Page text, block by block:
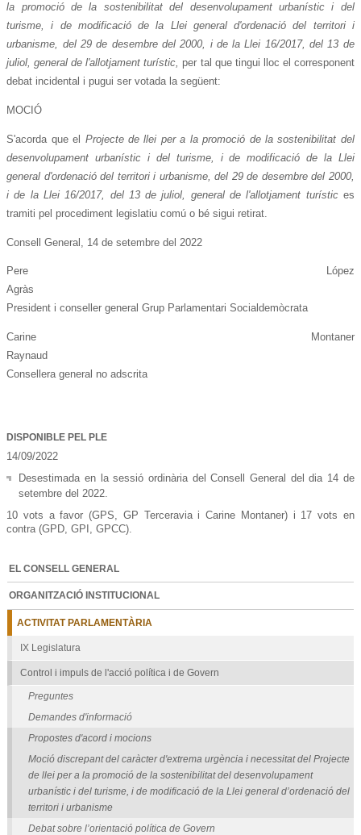
la promoció de la sostenibilitat del desenvolupament urbanístic i del
turisme, i de modificació de la Llei general d'ordenació del territori i
urbanisme, del 29 de desembre del 2000, i de la Llei 16/2017, del 13 de
juliol, general de l'allotjament turístic, per tal que tingui lloc el corresponent
debat incidental i pugui ser votada la següent:
MOCIÓ
S'acorda que el Projecte de llei per a la promoció de la sostenibilitat del
desenvolupament urbanístic i del turisme, i de modificació de la Llei
general d'ordenació del territori i urbanisme, del 29 de desembre del 2000,
i de la Llei 16/2017, del 13 de juliol, general de l'allotjament turístices
tramiti pel procediment legislatiu comú o bé sigui retirat.
Consell General, 14 de setembre del 2022
Pere López
President i conseller general Grup Parlamentari Socialdemòcrata
Carine Montaner
Consellera general no adscrita
DISPONIBLE PEL PLE
14/09/2022
Desestimada en la sessió ordinària del Consell General del dia 14 de
setembre del 2022.
10 vots a favor (GPS, GP Terceravia i Carine Montaner) i 17 vots en
contra (GPD, GPI, GPCC).
EL CONSELL GENERAL
ORGANITZACIÓ INSTITUCIONAL
ACTIVITAT PARLAMENTÀRIA
IX Legislatura
Control i impuls de l'acció política i de Govern
Preguntes
Demandes d'informació
Propostes d'acord i mocions
Moció discrepant del caràcter d'extrema urgència i necessitat del Projecte
de llei per a la promoció de la sostenibilitat del desenvolupament
urbanístic i del turisme, i de modificació de la Llei general d’ordenació del
territori i urbanisme
Debat sobre l’orientació política de Govern